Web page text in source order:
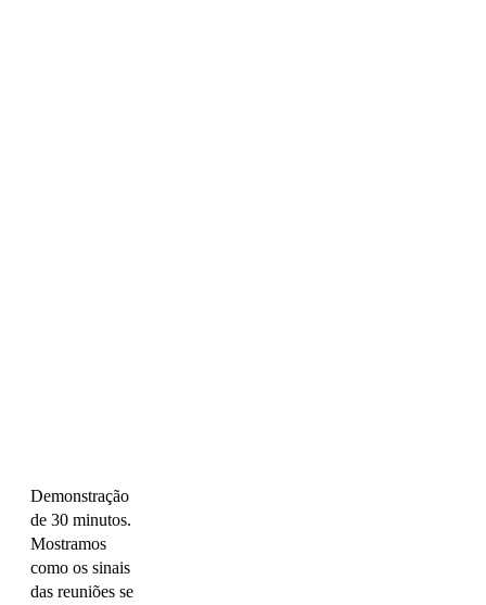
Demonstração
de 30 minutos.
Mostramos
como os sinais
das reuniões se